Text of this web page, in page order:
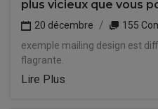
plus vicieux que vous
20 décembre
155
exemple mailing design est
flagrante.
Lire Plus